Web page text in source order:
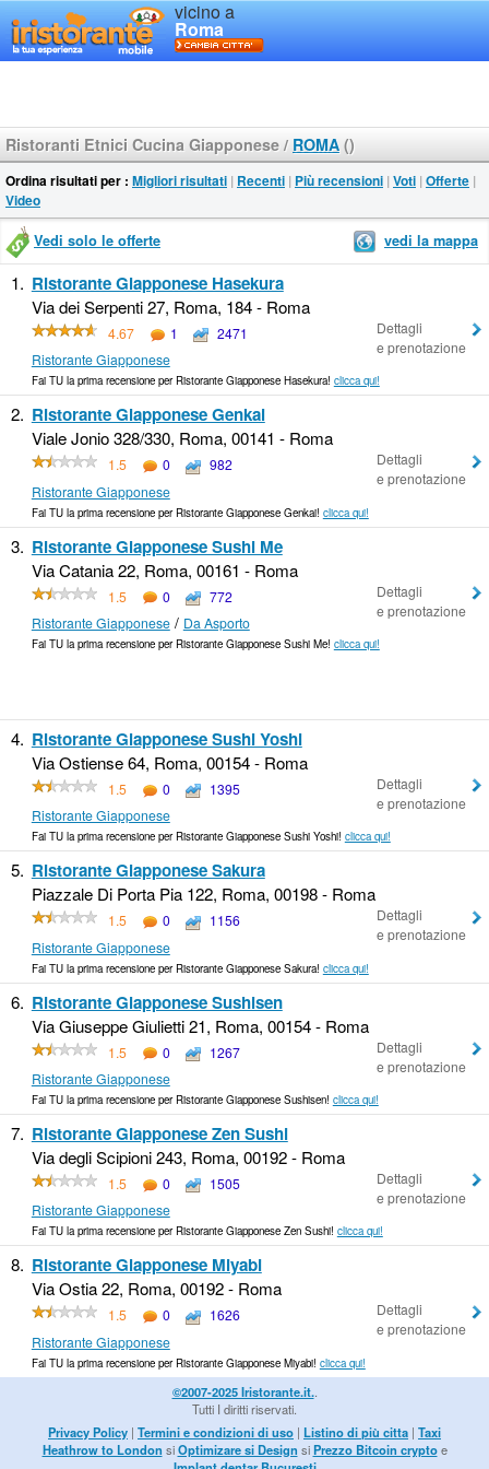
vicino a
Roma
Ristoranti Etnici Cucina Giapponese / ROMA ()
Ordina risultati per : Migliori risultati | Recenti | Più recensioni | Voti | Offerte |
Video
Vedi solo le offerte vedi la mappa
1. Ristorante Giapponese Hasekura
Via dei Serpenti 27, Roma, 184 - Roma
4.67 1
2471
Ristorante Giapponese
Dettagli
e prenotazione
Fai TU la prima recensione per Ristorante Giapponese Hasekura! clicca qui!
2. Ristorante Giapponese Genkai
Viale Jonio 328/330, Roma, 00141 - Roma
1.5 0
982
Ristorante Giapponese
Dettagli
e prenotazione
Fai TU la prima recensione per Ristorante Giapponese Genkai! clicca qui!
3. Ristorante Giapponese Sushi Me
Via Catania 22, Roma, 00161 - Roma
1.5 0
772
Ristorante Giapponese/ Da Asporto
Dettagli
e prenotazione
Fai TU la prima recensione per Ristorante Giapponese Sushi Me! clicca qui!
4. Ristorante Giapponese Sushi Yoshi
Via Ostiense 64, Roma, 00154 - Roma
1.5 0
1395
Ristorante Giapponese
Dettagli
e prenotazione
Fai TU la prima recensione per Ristorante Giapponese Sushi Yoshi! clicca qui!
5. Ristorante Giapponese Sakura
Piazzale Di Porta Pia 122, Roma, 00198 - Roma
1.5 0
1156
Ristorante Giapponese
Dettagli
e prenotazione
Fai TU la prima recensione per Ristorante Giapponese Sakura! clicca qui!
6. Ristorante Giapponese Sushisen
Via Giuseppe Giulietti 21, Roma, 00154 - Roma
1.5 0
1267
Ristorante Giapponese
Dettagli
e prenotazione
Fai TU la prima recensione per Ristorante Giapponese Sushisen! clicca qui!
7. Ristorante Giapponese Zen Sushi
Via degli Scipioni 243, Roma, 00192 - Roma
1.5 0
1505
Ristorante Giapponese
Dettagli
e prenotazione
Fai TU la prima recensione per Ristorante Giapponese Zen Sushi! clicca qui!
8. Ristorante Giapponese Miyabi
Via Ostia 22, Roma, 00192 - Roma
1.5 0
1626
Ristorante Giapponese
Dettagli
e prenotazione
Fai TU la prima recensione per Ristorante Giapponese Miyabi! clicca qui!
©2007-2025 Iristorante.it..
Tutti I diritti riservati.
Privacy Policy | Termini e condizioni di uso | Listino di più citta | Taxi
Heathrow to London siOptimizare si Design siPrezzo Bitcoin cryptoe